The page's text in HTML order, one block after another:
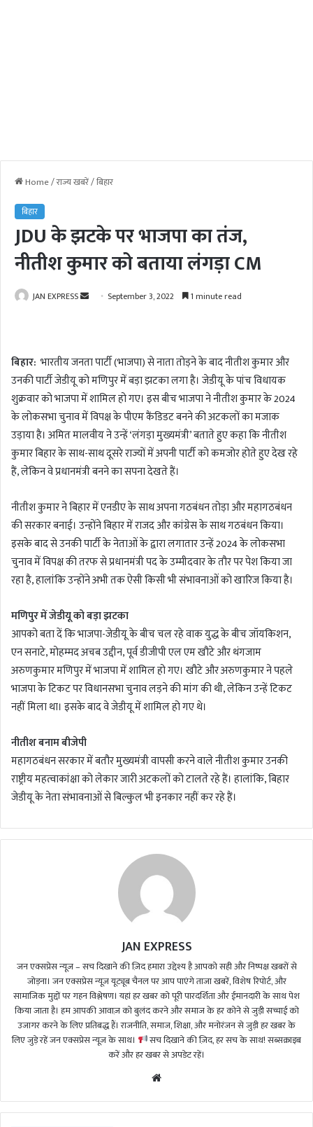
Home/राज्य खबरें/बिहार
बिहार
JDU के झटके पर भाजपा का तंज,
नीतीश कुमार को बताया लंगड़ा CM
JAN EXPRESS
a
n
e
m
a
i
l
September 3, 2022 1 minute read
बिहार: भारतीय जनता पार्टी (भाजपा) से नाता तोड़ने के बाद नीतीश कुमार और
उनकी पार्टी जेडीयू को मणिपुर में बड़ा झटका लगा है। जेडीयू के पांच विधायक
शुक्रवार को भाजपा में शामिल हो गए। इस बीच भाजपा ने नीतीश कुमार के 2024
के लोकसभा चुनाव में विपक्ष के पीएम कैंडिडट बनने की अटकलों का मजाक
उड़ाया है। अमित मालवीय ने उन्हें ‘लंगड़ा मुख्यमंत्री’ बताते हुए कहा कि नीतीश
कुमार बिहार के साथ-साथ दूसरे राज्यों में अपनी पार्टी को कमजोर होते हुए देख रहे
हैं, लेकिन वे प्रधानमंत्री बनने का सपना देखते हैं।
नीतीश कुमार ने बिहार में एनडीए के साथ अपना गठबंधन तोड़ा और महागठबंधन
की सरकार बनाई। उन्होंने बिहार में राजद और कांग्रेस के साथ गठबंधन किया।
इसके बाद से उनकी पार्टी के नेताओं के द्वारा लगातार उन्हें 2024 के लोकसभा
चुनाव में विपक्ष की तरफ से प्रधानमंत्री पद के उम्मीदवार के तौर पर पेश किया जा
रहा है, हालांकि उन्होंने अभी तक ऐसी किसी भी संभावनाओं को खारिज किया है।
मणिपुर में जेडीयू को बड़ा झटका
आपको बता दें कि भाजपा-जेडीयू के बीच चल रहे वाक युद्ध के बीच जॉयकिशन,
एन सनाटे, मोहम्मद अचब उद्दीन, पूर्व डीजीपी एल एम खौटे और थंगजाम
अरुणकुमार मणिपुर में भाजपा में शामिल हो गए। खौटे और अरुणकुमार ने पहले
भाजपा के टिकट पर विधानसभा चुनाव लड़ने की मांग की थी, लेकिन उन्हें टिकट
नहीं मिला था। इसके बाद वे जेडीयू में शामिल हो गए थे।
नीतीश बनाम बीजेपी
महागठबंधन सरकार में बतौर मुख्यमंत्री वापसी करने वाले नीतीश कुमार उनकी
राष्ट्रीय महत्वाकांक्षा को लेकार जारी अटकलों को टालते रहे हैं। हालांकि, बिहार
जेडीयू के नेता संभावनाओं से बिल्कुल भी इनकार नहीं कर रहे हैं।
JAN EXPRESS
जन एक्सप्रेस न्यूज़ – सच दिखाने की ज़िद हमारा उद्देश्य है आपको सही और निष्पक्ष खबरों से
जोड़ना। जन एक्सप्रेस न्यूज़ यूट्यूब चैनल पर आप पाएंगे ताजा खबरें, विशेष रिपोर्ट, और
सामाजिक मुद्दों पर गहन विश्लेषण। यहां हर खबर को पूरी पारदर्शिता और ईमानदारी के साथ पेश
किया जाता है। हम आपकी आवाज़ को बुलंद करने और समाज के हर कोने से जुड़ी सच्चाई को
उजागर करने के लिए प्रतिबद्ध हैं। राजनीति, समाज, शिक्षा, और मनोरंजन से जुड़ी हर खबर के
लिए जुड़े रहें जन एक्सप्रेस न्यूज़ के साथ।
सच दिखाने की ज़िद, हर सच के साथ! सब्सक्राइब
करें और हर खबर से अपडेट रहें।
te